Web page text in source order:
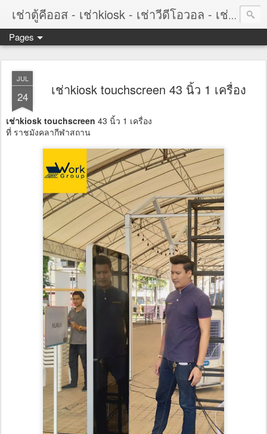
เช่าตู้คีออส - เช่าkiosk - เช่าวีดีโอวอล - เช่าvideowall - เช่าจอทัชสกรีน - เช่าtouchscreen
Pages
JUL
24 เช่าkiosk touchscreen 43 นิ้ว 1 เครื่อง
เช่าkiosk touchscreen 43 นิ้ว 1 เครื่อง
ที่ ราชมังคลากีฬาสถาน